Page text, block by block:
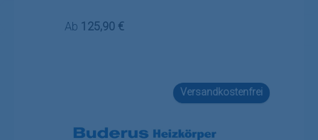
Regulärer Preis:
Ab 125,90 €
Versandkostenfrei